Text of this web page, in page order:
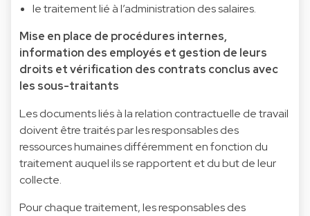
le traitement lié à l’administration des salaires.
Mise en place de procédures internes,
information des employés et gestion de leurs
droits et vérification des contrats conclus avec
les sous-traitants
Les documents liés à la relation contractuelle de travail
doivent être traités par les responsables des
ressources humaines différemment en fonction du
traitement auquel ils se rapportent et du but de leur
collecte.
Pour chaque traitement, les responsables des